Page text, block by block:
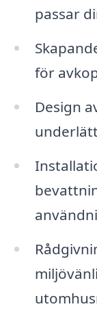
passar
för
Design